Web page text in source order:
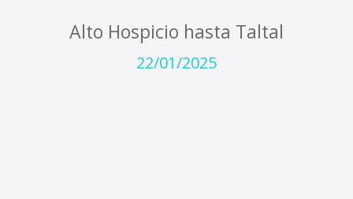
Alto Hospicio hasta Taltal
22/01/2025